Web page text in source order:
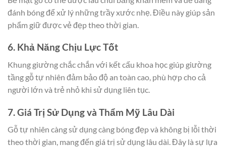
đánh bóng để xử lý những trầy xước nhẹ. Điều này giúp sản
phẩm giữ được vẻ đẹp theo thời gian.
6. Khả Năng Chịu Lực Tốt
Khung giường chắc chắn với kết cấu khoa học giúp giường
tầng gỗ tự nhiên đảm bảo độ an toàn cao, phù hợp cho cả
người lớn và trẻ nhỏ khi sử dụng liên tục.
7. Giá Trị Sử Dụng và Thẩm Mỹ Lâu Dài
Gỗ tự nhiên càng sử dụng càng bóng đẹp và không bị lỗi thời
theo thời gian, mang đến giá trị sử dụng lâu dài. Đây là sự lựa